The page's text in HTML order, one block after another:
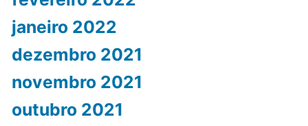
janeiro 2022
dezembro 2021
novembro 2021
outubro 2021